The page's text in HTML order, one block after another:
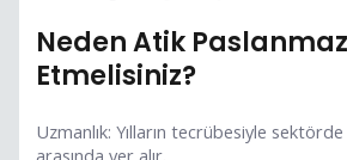
Neden Atik
Etmelisiniz?
Uzmanlık: Yılların tecrübesiyle
arasında yer alır.